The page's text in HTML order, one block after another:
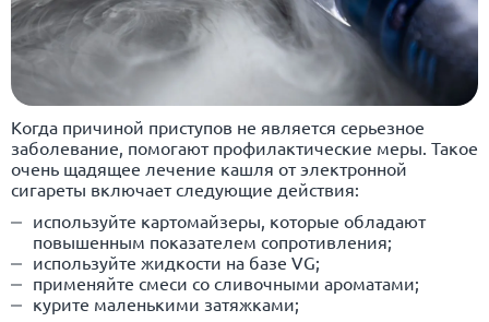
Когда причиной приступов не является серьезное
заболевание, помогают профилактические меры. Такое
очень щадящее лечение кашля от электронной
сигареты включает следующие действия:
используйте картомайзеры, которые обладают
повышенным показателем сопротивления;
используйте жидкости на базе VG;
применяйте смеси со сливочными ароматами;
курите маленькими затяжками;